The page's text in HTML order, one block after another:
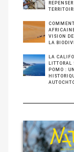
VISION
LA
LA
LITTORAL
POMO :